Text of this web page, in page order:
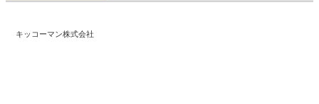
キッコーマン株式会社